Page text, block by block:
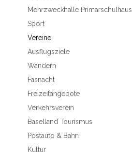
Mehrzweckhalle Primarschulhaus
Sport
Vereine
Ausflugsziele
Wandern
Fasnacht
Freizeitangebote
Verkehrsverein
Baselland Tourismus
Postauto & Bahn
Kultur